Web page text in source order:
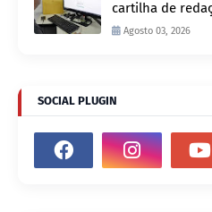
cartilha de
Agosto 03, 2026
SOCIAL PLUGIN